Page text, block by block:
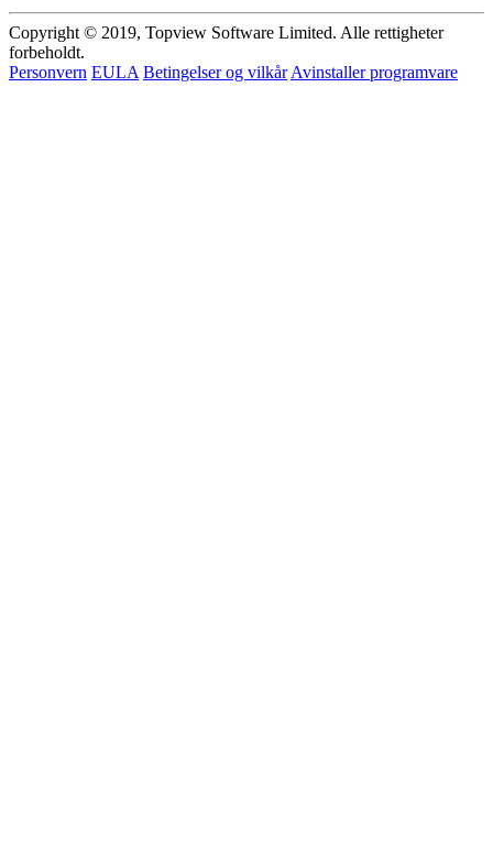
Copyright © 2019, Topview Software Limited. Alle rettigheter
forbeholdt.
Personvern EULA Betingelser og vilkår Avinstaller programvare